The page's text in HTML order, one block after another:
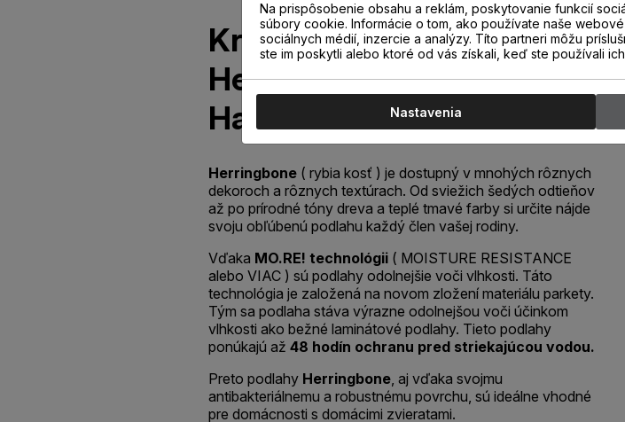
KronoOriginal
Herringbone 8573 Dub
Harlech
Herringbone ( rybia kosť ) je dostupný v mnohých rôznych
dekoroch a rôznych textúrach. Od sviežich šedých odtieňov
až po prírodné tóny dreva a teplé tmavé farby si určite nájde
svoju obľúbenú podlahu každý člen vašej rodiny.
Vďaka MO.RE! technológii ( MOISTURE RESISTANCE
alebo VIAC ) sú podlahy odolnejšie voči vlhkosti. Táto
technológia je založená na novom zložení materiálu parkety.
Tým sa podlaha stáva výrazne odolnejšou voči účinkom
vlhkosti ako bežné laminátové podlahy. Tieto podlahy
ponúkajú až 48 hodín ochranu pred striekajúcou vodou.
Preto podlahy Herringbone, aj vďaka svojmu
antibakteriálnemu a robustnému povrchu, sú ideálne vhodné
pre domácnosti s domácimi zvieratami.
Na prispôsobenie obsahu a reklám, poskytovanie funkcií
súbory cookie. Informácie o tom, ako používate naše
sociálnych médií, inzercie a analýzy. Títo partneri môžu
ste im poskytli alebo ktoré od vás získali, keď ste používali
Nastavenia